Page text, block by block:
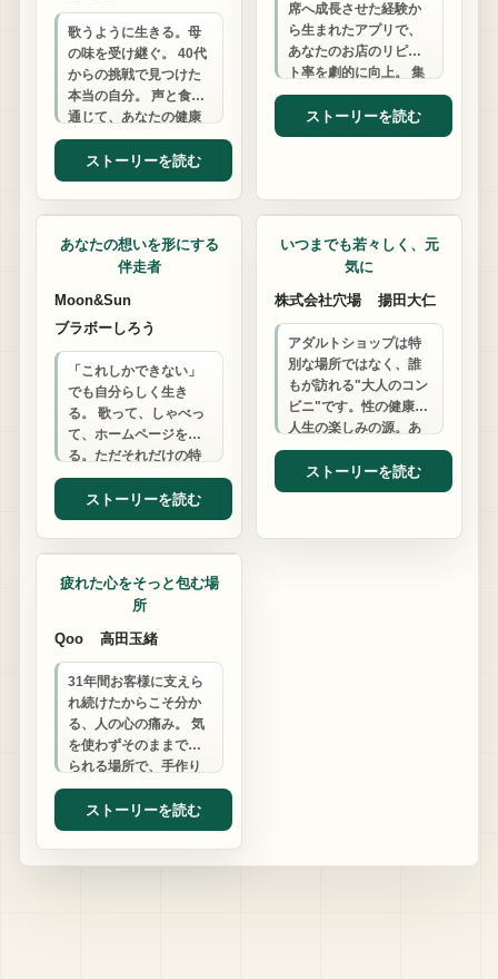
歌うように生きる。母
の味を受け継ぐ。 40代
からの挑戦で見つけた
本当の自分。 声と食を
通じて、あなたの健康
と美容、そして心の若
さを一緒に育みましょ
う。
ストーリーを読む
席へ成長させた経験か
ら生まれたアプリで、
あなたのお店のリピー
ト率を劇的に向上。 集
客と顧客管理のお悩み
を解決します。
ストーリーを読む
ITサポート
あなたの想いを形にする
伴走者
Moon&Sun
ブラボーしろう
「これしかできない」
でも自分らしく生き
る。 歌って、しゃべっ
て、ホームページを作
る。ただそれだけの特
技で20年。 あなたの人
生も、もっと自由にな
れる。
ストーリーを読む
アダルトグッズ
いつまでも若々しく、元
気に
株式会社穴場
揚田大仁
アダルトショップは特
別な場所ではなく、誰
もが訪れる"大人のコン
ビニ"です。性の健康は
人生の楽しみの源。あ
なたの元気と笑顔をサ
ポートします。
ストーリーを読む
スナック
疲れた心をそっと包む場
所
Qoo
高田玉緒
31年間お客様に支えら
れ続けたからこそ分か
る、人の心の痛み。 気
を使わずそのままでい
られる場所で、手作り
料理と温かい時間をお
過ごしください。 あな
たの話、聞かせ…
ストーリーを読む